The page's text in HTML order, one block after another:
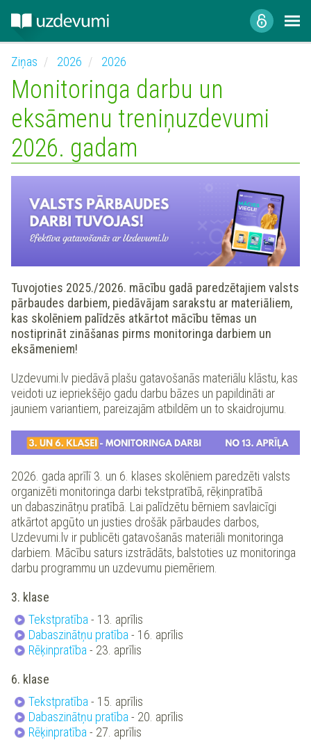
Ziņas 2026 2026
Monitoringa darbu un
eksāmenu treniņuzdevumi
2026. gadam
Tuvojoties 2025./2026. mācību gadā paredzētajiem valsts
pārbaudes darbiem, piedāvājam sarakstu ar materiāliem,
kas skolēniem palīdzēs atkārtot mācību tēmas un
nostiprināt zināšanas pirms monitoringa darbiem un
eksāmeniem!
Uzdevumi.lv piedāvā plašu gatavošanās materiālu klāstu, kas
veidoti uz iepriekšējo gadu darbu bāzes un papildināti ar
jauniem variantiem, pareizajām atbildēm un to skaidrojumu.
2026. gada aprīlī 3. un 6. klases skolēniem paredzēti valsts
organizēti monitoringa darbi tekstpratībā, rēķinpratībā
un dabaszinātņu pratībā. Lai palīdzētu bērniem savlaicīgi
atkārtot apgūto un justies drošāk pārbaudes darbos,
Uzdevumi.lv ir publicēti gatavošanās materiāli monitoringa
darbiem. Mācību saturs izstrādāts, balstoties uz monitoringa
darbu programmu un uzdevumu piemēriem.
3. klase
Tekstpratība - 13. aprīlis
Dabaszinātņu pratība - 16. aprīlis
Rēķinpratība - 23. aprīlis
6. klase
Tekstpratība - 15. aprīlis
Dabaszinātņu pratība - 20. aprīlis
Rēķinpratība - 27. aprīlis